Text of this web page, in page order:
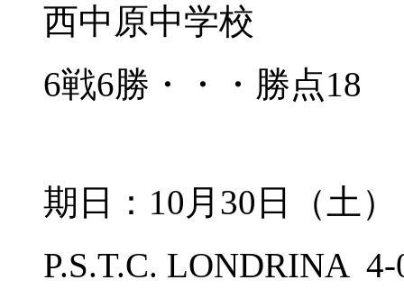
西中原中学校
6戦6勝・・・勝点18
期日：10月30日（土
P.S.T.C. LONDRINA